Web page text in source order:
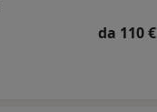
da 110 €